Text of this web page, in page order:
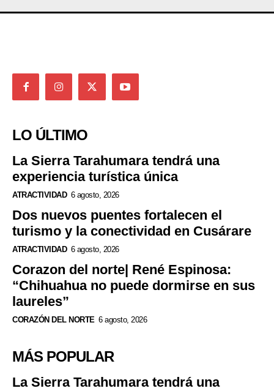
LO ÚLTIMO
La Sierra Tarahumara tendrá una
experiencia turística única
ATRACTIVIDAD 6 agosto, 2026
Dos nuevos puentes fortalecen el
turismo y la conectividad en Cusárare
ATRACTIVIDAD 6 agosto, 2026
Corazon del norte| René Espinosa:
“Chihuahua no puede dormirse en sus
laureles”
CORAZÓN DEL NORTE 6 agosto, 2026
MÁS POPULAR
La Sierra Tarahumara tendrá una